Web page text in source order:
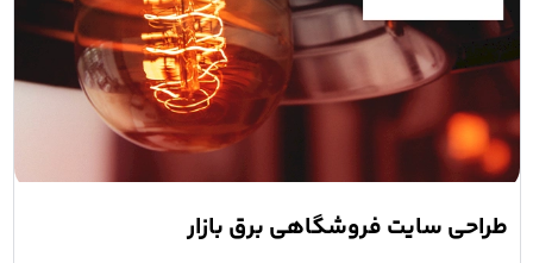
طراحی سایت فروشگاهی برق بازار